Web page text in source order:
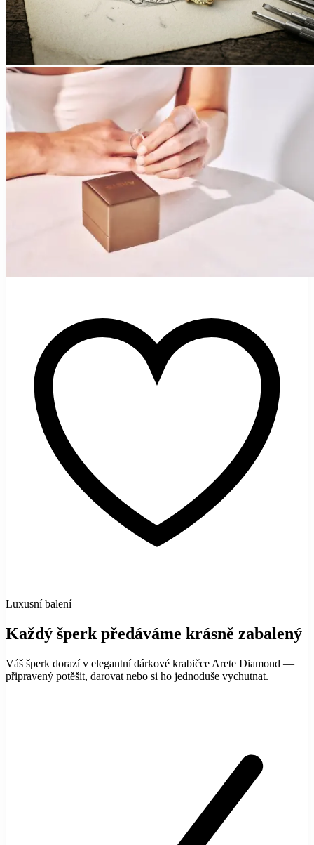
Luxusní balení
Každý šperk předáváme krásně zabalený
Váš šperk dorazí v elegantní dárkové krabičce Arete Diamond —
připravený potěšit, darovat nebo si ho jednoduše vychutnat.